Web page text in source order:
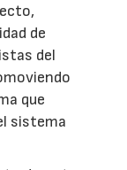
de
del
que
sistema